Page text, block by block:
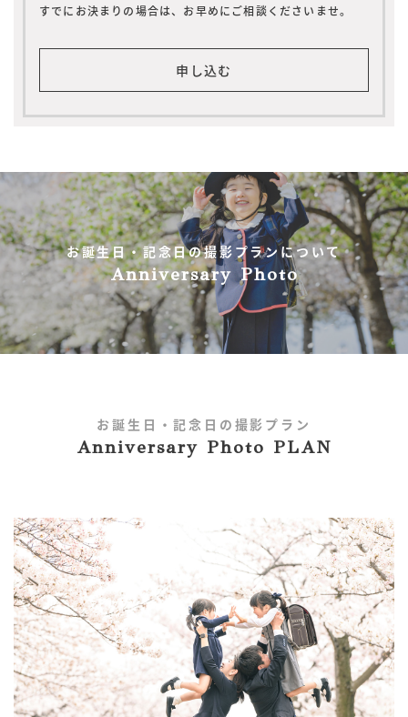
すでにお決まりの場合は、お早めにご相談くださいませ。
申し込む
お誕生日・記念日の撮影プランについて
Anniversary Photo
お誕生日・記念日の撮影プラン
Anniversary Photo PLAN